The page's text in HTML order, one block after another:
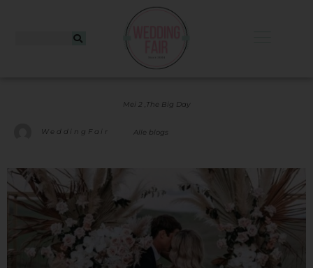
Mei 2 ,The Big Day
WeddingFair Alle blogs